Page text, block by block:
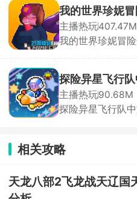
其中且隐藏着很
单词，给咖啡机
出不同口味的咖
等，给神秘少女
我的世界珍妮
主播热玩407.47M
我的世界珍妮冒
全新像素沙盒大
加工成宝石才能
触发神秘任务，
在沙盒世界里建
探险异星飞行
主播热玩90.68M
探险异星飞行队
开启探险。在浩
索，发现隐藏的
安排上，稳扎稳
喜。
相关攻略
天龙八部2飞龙战天辽国